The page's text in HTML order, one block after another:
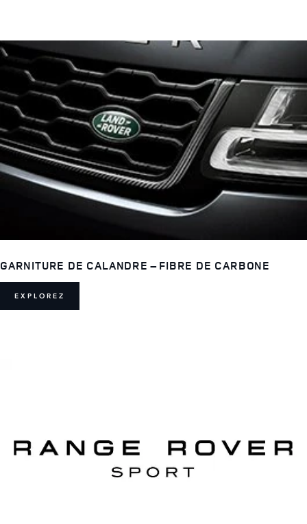
GARNITURE DE CALANDRE – FIBRE DE CARBONE
EXPLOREZ